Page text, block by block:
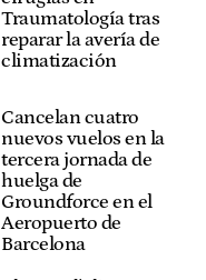
Traumatología tras
reparar la avería de
climatización
Cancelan cuatro
nuevos vuelos en la
tercera jornada de
huelga de
Groundforce en el
Aeropuerto de
Barcelona